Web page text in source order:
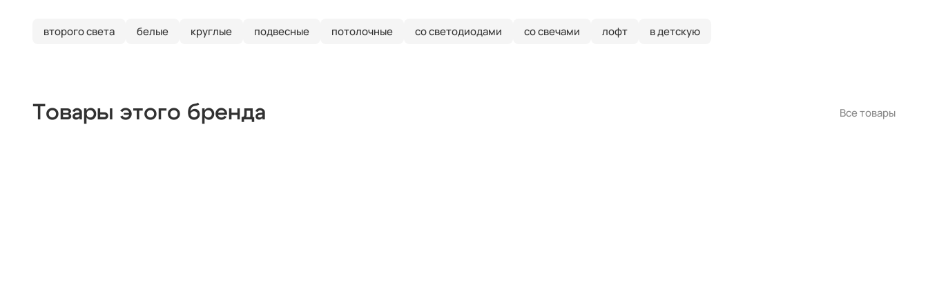
второго света белые круглые подвесные потолочные со светодиодами со свечами лофт в детскую
Товары этого бренда Все товары